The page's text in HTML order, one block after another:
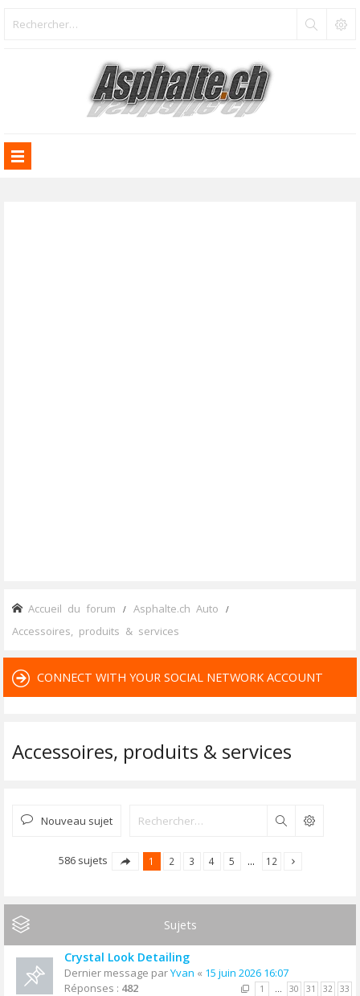
Accueil du forum Asphalte.ch Auto
Accessoires, produits & services
CONNECT WITH YOUR SOCIAL NETWORK ACCOUNT
Accessoires, produits & services
Nouveau sujet Rechercher
586 sujets 1 2 3 4 5 … 12
Sujets
Crystal Look Detailing
Dernier message parYvan « 15 juin 2026 16:07
Réponses : 482 1 … 30 31 32 33